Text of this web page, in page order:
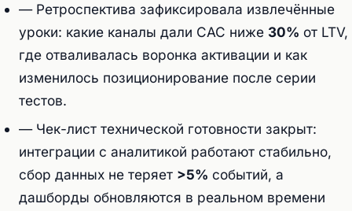
— Ретроспектива зафиксировала извлечённые
уроки: какие каналы дали CAC ниже 30% от LTV,
где отваливалась воронка активации и как
изменилось позиционирование после серии
тестов.
— Чек-лист технической готовности закрыт:
интеграции с аналитикой работают стабильно,
сбор данных не теряет >5% событий, а
дашборды обновляются в реальном времени